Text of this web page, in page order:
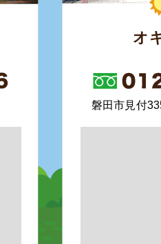
オ
磐田市見付